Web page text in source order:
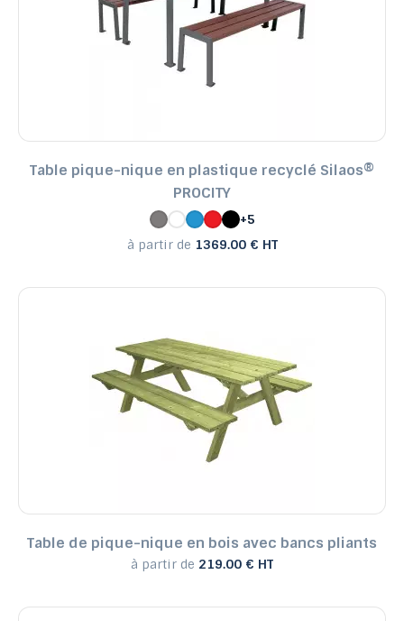
Table pique-nique en plastique recyclé Silaos®
PROCITY
+5
à partir de 1369.00 € HT
Table de pique-nique en bois avec bancs pliants
à partir de 219.00 € HT